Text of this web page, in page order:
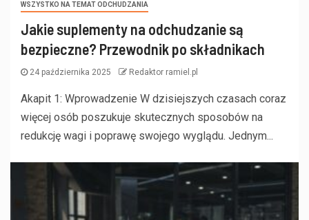
WSZYSTKO NA TEMAT ODCHUDZANIA
Jakie suplementy na odchudzanie są
bezpieczne? Przewodnik po składnikach
24 października 2025 Redaktor ramiel.pl
Akapit 1: Wprowadzenie W dzisiejszych czasach coraz
więcej osób poszukuje skutecznych sposobów na
redukcję wagi i poprawę swojego wyglądu. Jednym...